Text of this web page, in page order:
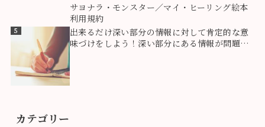
サヨナラ・モンスター／マイ・ヒーリング絵本
利用規約
5
出来るだけ深い部分の情報に対して肯定的な意
味づけをしよう！深い部分にある情報が問題を
創っている！
カテゴリー